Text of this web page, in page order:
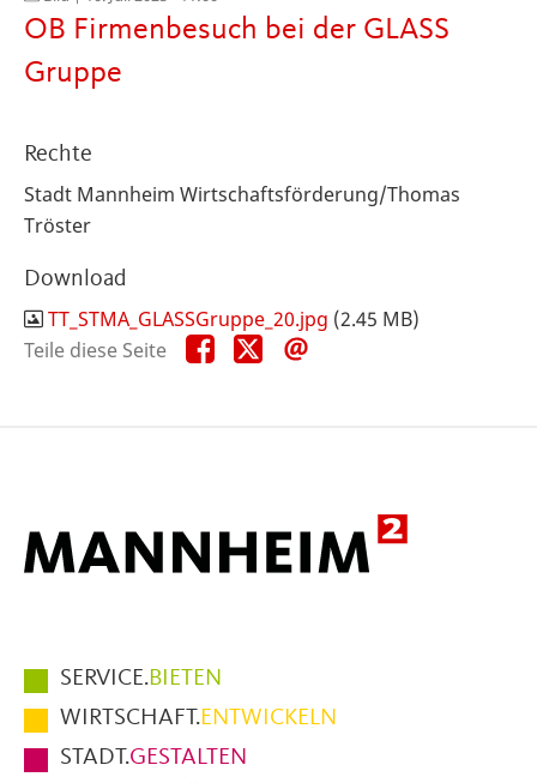
OB Firmenbesuch bei der GLASS
Gruppe
Rechte
Stadt Mannheim Wirtschaftsförderung/Thomas
Tröster
Download
TT_STMA_GLASSGruppe_20.jpg (2.45 MB)
Teile diese Seite
Teile
diese
Teile
diese
Hauptmenüpunkte
im
Fußbereich
der
SERVICE.BIETEN
WIRTSCHAFT.ENTWICKELN
STADT.GESTALTEN